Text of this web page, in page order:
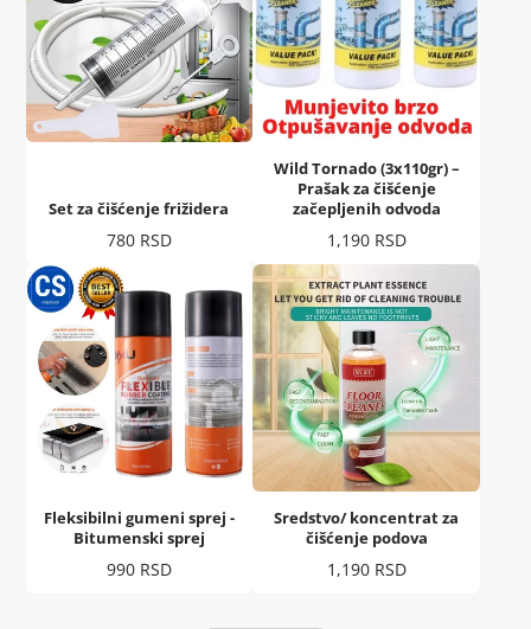
Set za čišćenje frižidera
Cena
780 RSD
Wild Tornado (3x110gr) –
Prašak za čišćenje
začepljenih odvoda
Cena
1,190 RSD
Fleksibilni gumeni sprej -
Bitumenski sprej
Cena
990 RSD
Sredstvo/ koncentrat za
čišćenje podova
Cena
1,190 RSD